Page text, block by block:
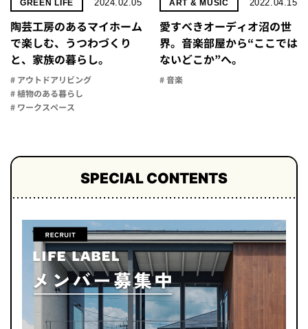
GREEN LIFE 2024.02.05
陶芸工房のあるマイホーム
で楽しむ、うつわづくり
と、家族の暮らし。
# アウトドアリビング
# 植物のある暮らし
# ワークスペース
ART & MUSIC 2022.04.15
愛すべきオーディオ沼の世
界。音楽部屋から“ここでは
ないどこか”へ。
# 音楽
SPECIAL CONTENTS